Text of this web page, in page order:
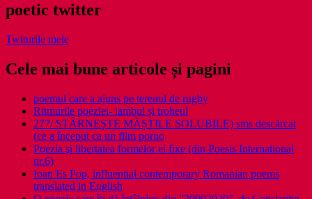
poetic twitter
Twiturile mele
Cele mai bune articole și pagini
poemul care a ajuns pe terenul de rugby
Ritmurile poeziei- iambul și troheul
277/ STÂRNEȘTE MĂȘTILE SOLUBILE) sms descărcat
(ce a început ca un film porno
Poezia şi libertatea formelor ei fixe (din Poesis International
nr.6)
Ioan Es Pop, influential contemporary Romanian poems
translated in English